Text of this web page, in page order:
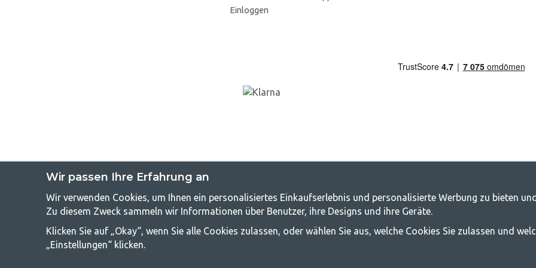
Einloggen
GetCamping.de - Ihr Geschäft für Camping und
Campingzubehör benötigen. Wir finden, dass Camping für alle erschwinglich sein sollte, und bieten daher wirklich gute Preise für
und Outdoor-Aktivitäten. Unser Ziel ist es, in jeder Preisklasse die beste Campingausrüstung in Bezug auf Qualität und Funktionalität
Wir passen Ihre Erfahrung an
Wir verwenden Cookies, um Ihnen ein personalisiertes Einkaufserlebnis und personalisierte Werbung zu bieten
Zu diesem Zweck sammeln wir Informationen über Benutzer, ihre Designs und ihre Geräte.
Klicken Sie auf „Okay“, wenn Sie alle Cookies zulassen, oder wählen Sie aus, welche Cookies Sie zulassen und
„Einstellungen“ klicken.